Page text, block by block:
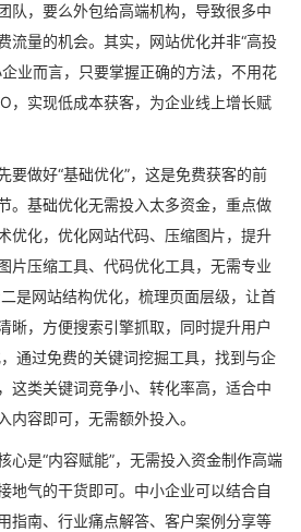
队，要么外包给高端机构，导致很多中
流量的机会。其实，网站优化并非“高投
业而言，只要掌握正确的方法，不用花
，实现低成本获客，为企业线上增长赋
要做好“基础优化”，这是免费获客的前
。基础优化无需投入太多资金，重点做
优化，优化网站代码、压缩图片，提升
片压缩工具、代码优化工具，无需专业
是网站结构优化，梳理页面层级，让首
晰，方便搜索引擎抓取，同时提升用户
通过免费的关键词挖掘工具，找到与企
这类关键词竞争小、转化率高，适合中
内容即可，无需额外投入。
心是“内容赋能”，无需投入资金制作高端
地气的干货即可。中小企业可以结合自
指南、行业痛点解答、客户案例分享等